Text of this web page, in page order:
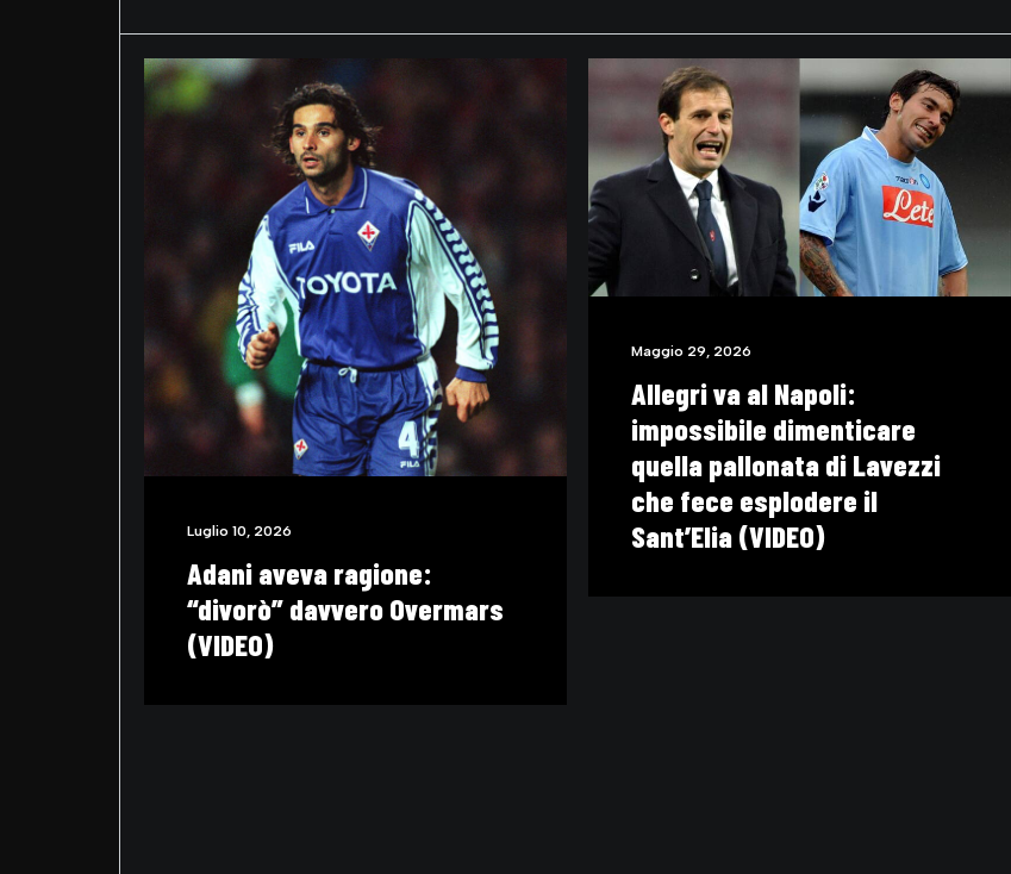
Maggio 29, 2026
Allegri va al Napoli:
impossibile dimenticare
quella pallonata di Lavezzi
Sant’Elia (VIDEO)
Maggio 16, 2026
Il motivo per cui Roberto
Baggio è rimasto
(VIDEO)